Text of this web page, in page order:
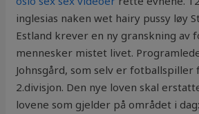
inglesias naken wet hairy pussy løy
Estland krever en ny granskning av
mennesker mistet livet.
Johnsgård, som selv er fotballspiller
2.divisjon. Den nye loven skal
lovene som gjelder på området i